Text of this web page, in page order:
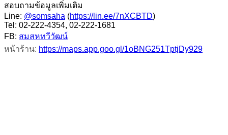
สอบถามข้อมูลเพิ่มเติม
Line: @somsaha (https://lin.ee/7nXCBTD)
Tel: 02-222-4354, 02-222-1681
FB: สมสหทวีวัฒน์
หน้าร้าน: https://maps.app.goo.gl/1oBNG251TptjDy929